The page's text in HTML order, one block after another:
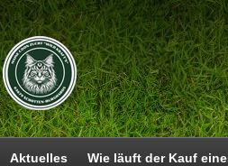
Aktuelles Wie läuft der Kauf